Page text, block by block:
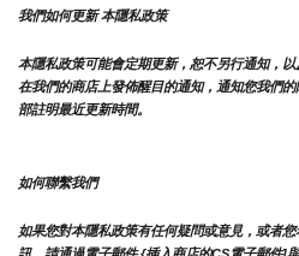
我們如何更新 本隱私政策
本隱私政策可能會定期更新，恕不另行通知，
在我們的商店上發佈醒目的通知，通知您我們
部註明最近更新時間。
如何聯繫我們
如果您對本隱私政策有任何疑問或意見，或者